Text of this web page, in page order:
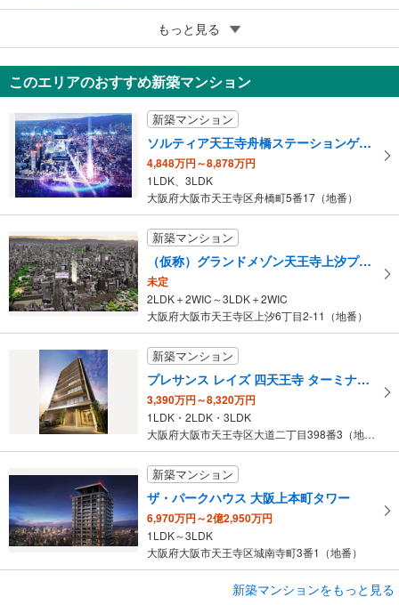
成約でもらえる
リベールグラン夕陽丘
7,580万円
2LDK
もっと見る
このエリアのおすすめ新築マンション
新築マンション
ソルティア天王寺舟橋ステーションゲート
4,848万円～8,878万円
1LDK、3LDK
大阪府大阪市天王寺区舟橋町5番17（地番）
新築マンション
（仮称）グランドメゾン天王寺上汐プロジェクト
未定
2LDK＋2WIC～3LDK＋2WIC
大阪府大阪市天王寺区上汐6丁目2-11（地番）
新築マンション
プレサンス レイズ 四天王寺 ターミナルリンク
3,390万円～8,320万円
1LDK・2LDK・3LDK
大阪府大阪市天王寺区大道二丁目398番3（地番）
新築マンション
ザ・パークハウス 大阪上本町タワー
6,970万円～2億2,950万円
1LDK～3LDK
大阪府大阪市天王寺区城南寺町3番1（地番）
新築マンション新築マンションをもっと見る